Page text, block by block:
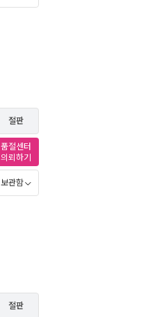
절판
품절센터
의뢰하기
보관함
절판